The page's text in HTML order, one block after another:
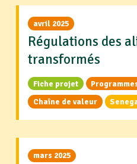
avril 2025
Régulations des
transformés
Fiche projet
Chaîne de valeur
mars 2025